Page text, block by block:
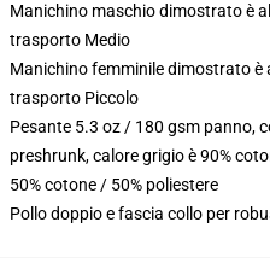
Manichino maschio dimostrato è
trasporto Medio
Manichino femminile dimostrato è
trasporto Piccolo
Pesante 5.3 oz / 180 gsm panno,
preshrunk, calore grigio è 90%
50% cotone / 50% poliestere
Pollo doppio e fascia collo per